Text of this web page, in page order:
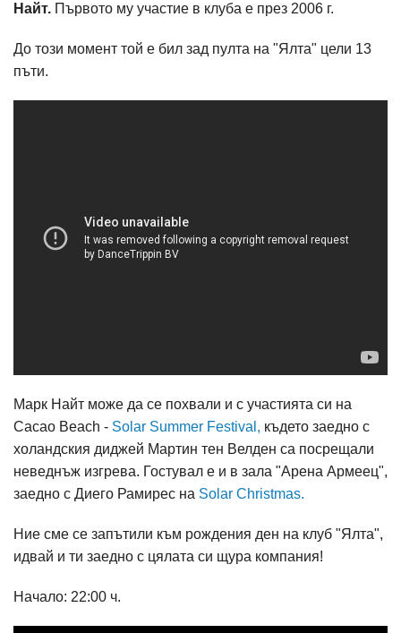
Найт. Първото му участие в клуба е през 2006 г.
До този момент той е бил зад пулта на "Ялта" цели 13
пъти.
Марк Найт може да се похвали и с участията си на
Cacao Beach - Solar Summer Festival, където заедно с
холандския диджей Мартин тен Велден са посрещали
неведнъж изгрева. Гостувал е и в зала "Арена Армеец",
заедно с Диего Рамирес на Solar Christmas.
Ние сме се запътили към рождения ден на клуб "Ялта",
идвай и ти заедно с цялата си щура компания!
Начало: 22:00 ч.